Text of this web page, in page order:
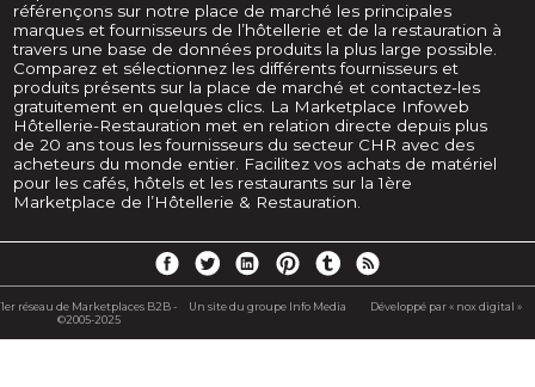
référençons sur notre place de marché les principales
marques et fournisseurs de l’hôtellerie et de la restauration à
travers une base de données produits la plus large possible.
Comparez et sélectionnez les différents fournisseurs et
produits présents sur la place de marché et contactez-les
gratuitement en quelques clics. La Marketplace Infoweb
Hôtellerie-Restauration met en relation directe depuis plus
de 20 ans tous les fournisseurs du secteur CHR avec des
acheteurs du monde entier. Facilitez vos achats de matériel
pour les cafés, hôtels et les restaurants sur la 1ère
Marketplace de l’Hôtellerie & Restauration.
1er réseau de Marketplaces B2B -
©2005-2025
Un site du groupe Info Media Développé par « nox digital »